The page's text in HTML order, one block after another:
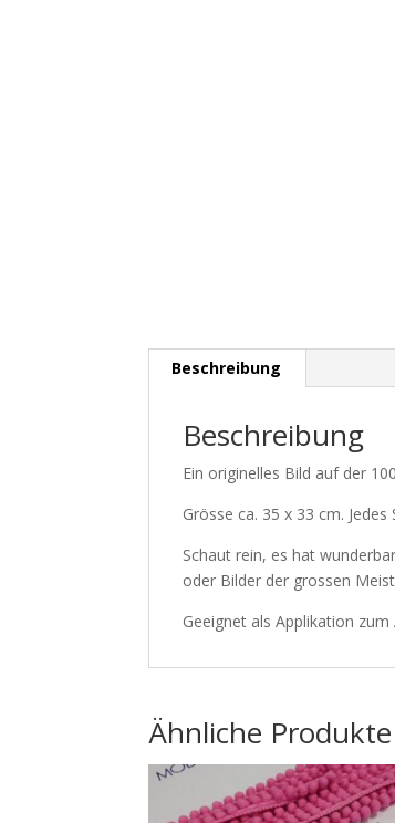
Beschreibung
Beschreibung
Ein originelles Bild auf der
Grösse ca. 35 x 33 cm.
Schaut rein, es hat
oder Bilder der grossen
Geeignet als Applikation
Ähnliche Produkte